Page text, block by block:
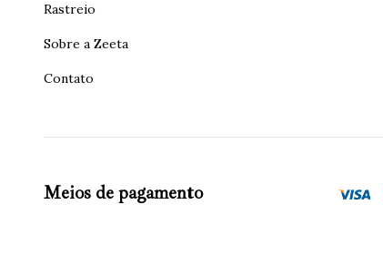
Rastreio
Sobre a Zeeta
Contato
Meios de pagamento